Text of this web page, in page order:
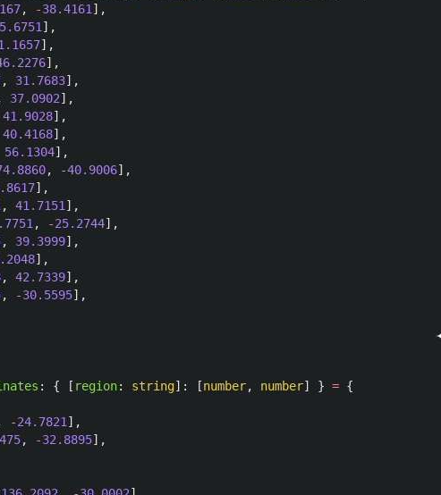
, -38.4161 ],
],
],
],
, 31.7683],
37.0902],
41.9028],
40.4168],
56.1304],
, -40.9006],
],
, 41.7151 ],
, -25.2744],
, 39.3999],
],
, 42.7339],
, -30.5595],
: { [ region: string]: [number, number] } = {
-24.7821 ],
, -32.8895],